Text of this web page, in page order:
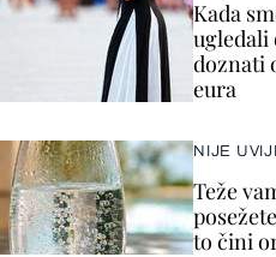
Kada
ugledali
doznati
eura
NIJE
Teže
to čini